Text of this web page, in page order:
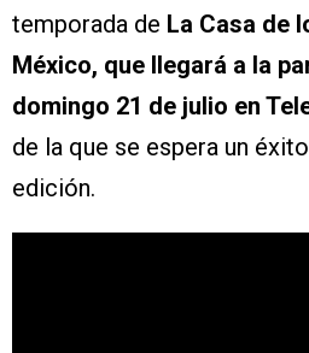
temporada de La Casa de
México, que llegará a la
domingo 21 de julio en
de la que se espera un
edición.